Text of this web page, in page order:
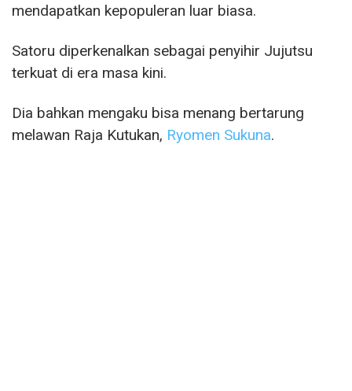
mendapatkan kepopuleran luar biasa.
Satoru diperkenalkan sebagai penyihir Jujutsu
terkuat di era masa kini.
Dia bahkan mengaku bisa menang bertarung
melawan Raja Kutukan, Ryomen Sukuna.